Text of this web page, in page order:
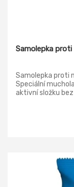
Samolepka proti
Samolepka proti
Speciální
aktivní složku